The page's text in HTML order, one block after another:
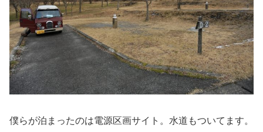
僕らが泊まったのは電源区画サイト。水道もついてます。